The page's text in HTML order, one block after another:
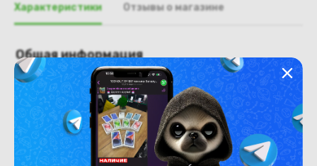
Характеристики Отзывы о магазине
Общая информация
Производитель
HP
Тип товара
Крышка матрицы
Состояние
Недостатки
состояние, запрос фото